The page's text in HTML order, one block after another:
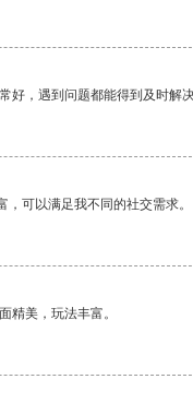
好，遇到问题都能得到及时解决
可以满足我不同的社交需求。
精美，玩法丰富。